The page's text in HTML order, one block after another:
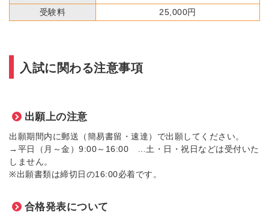
受験料
25,000円
入試に関わる注意事項
出願上の注意
出願期間内に郵送（簡易書留・速達）で出願してください。
→平日（月～金）9:00～16:00 …土・日・祝日などは受付いた
しません。
※出願書類は締切日の16:00必着です。
合格発表について